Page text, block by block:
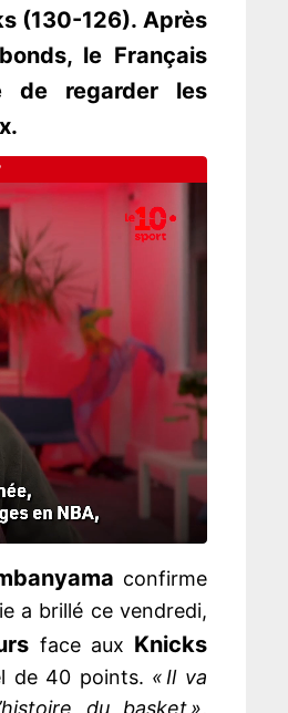
(130-126). Après
le Français
de regarder les
confirme
a brillé ce vendredi,
face aux Knicks
de 40 points. « Il va
du basket »,